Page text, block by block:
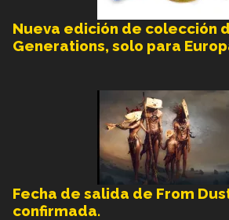
Nueva edición de colección
Generations, solo para
Fecha de salida de From
confirmada.